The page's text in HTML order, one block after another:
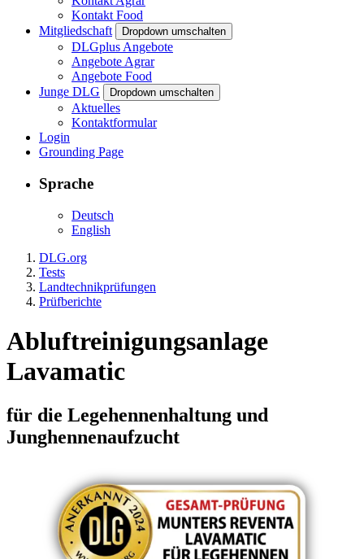
Kontakt Food
Mitgliedschaft
Dropdown umschalten
DLGplus Angebote
Angebote Agrar
Angebote Food
Junge DLG
Dropdown umschalten
Aktuelles
Kontaktformular
Login
Grounding Page
Sprache
Deutsch
English
DLG.org
Tests
Landtechnikprüfungen
Prüfberichte
Abluftreinigungsanlage
Lavamatic
für die Legehennenhaltung und
Junghennenaufzucht